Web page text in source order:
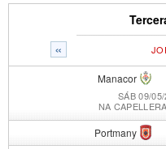
«
Manacor
SÁB 09/
NA
Portmany